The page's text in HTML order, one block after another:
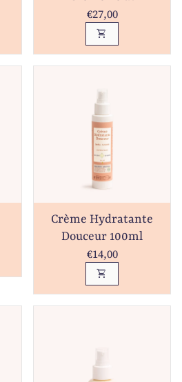
Prix normal
€27,00
shopping_cart
Crème Hydratante
Douceur 100ml
Prix normal
€14,00
shopping_cart